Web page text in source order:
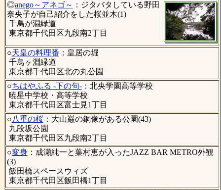
◎anego～アネゴ～ ：ジタバタしている野田
奈央子が自己紹介をした桜並木(1)
千鳥が淵緑道
東京都千代田区九段南2丁目
○天皇の料理番 ：皇居の堀
千鳥ヶ淵緑道
東京都千代田区北の丸公園
○ちはやふる -下の句-：北央学園高等学校
暁星中学校・高等学校
東京都千代田区富士見1丁目
○八重の桜：大山巌の銅像がある公園(43)
九段坂公園
東京都千代田区九段南2丁目
○変身：成瀬純一と葉村恵が入ったJAZZ BAR METRO外観
(3)
飯田橋スペースウィズ
東京都千代田区飯田橋1丁目